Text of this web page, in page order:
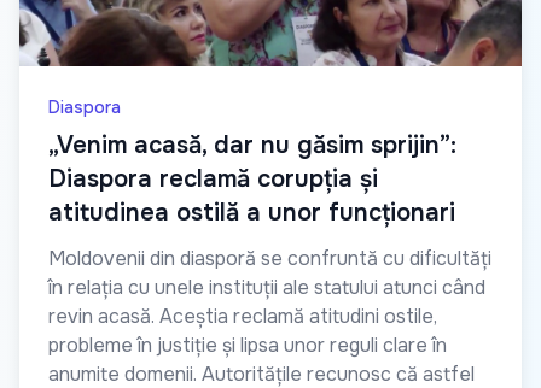
Diaspora
„Venim acasă, dar nu găsim sprijin”:
Diaspora reclamă corupția și
atitudinea ostilă a unor funcționari
Moldovenii din diasporă se confruntă cu dificultăți
în relația cu unele instituții ale statului atunci când
revin acasă. Aceștia reclamă atitudini ostile,
probleme în justiție și lipsa unor reguli clare în
anumite domenii. Autoritățile recunosc că astfel